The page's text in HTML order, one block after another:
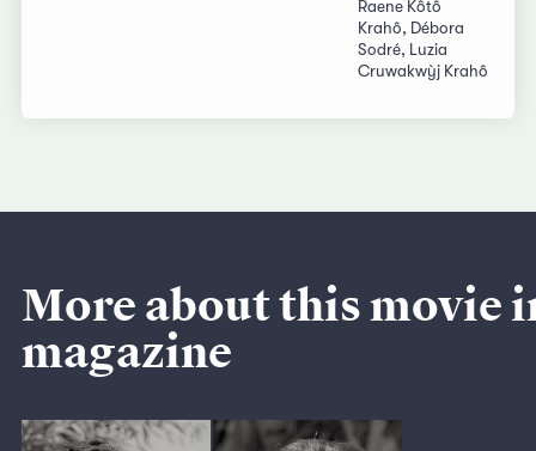
Raene Kôtô
Krahô, Débora
Sodré, Luzia
Cruwakwỳj Krahô
More about this movie
magazine